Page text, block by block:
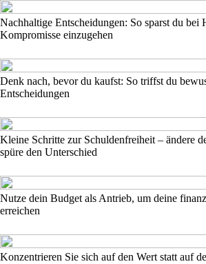
Nachhaltige Entscheidungen: So sparst du bei
Kompromisse einzugehen
Denk nach, bevor du kaufst: So triffst du
Entscheidungen
Kleine Schritte zur Schuldenfreiheit – ändere
spüre den Unterschied
Nutze dein Budget als Antrieb, um deine
erreichen
Konzentrieren Sie sich auf den Wert statt auf